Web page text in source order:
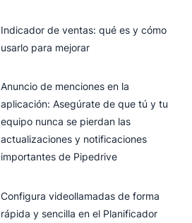
Indicador de ventas: qué es y cómo
usarlo para mejorar
Anuncio de menciones en la
aplicación: Asegúrate de que tú y tu
equipo nunca se pierdan las
actualizaciones y notificaciones
importantes de Pipedrive
Configura videollamadas de forma
rápida y sencilla en el Planificador